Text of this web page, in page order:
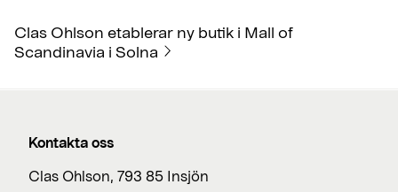
Clas Ohlson etablerar ny butik i Mall of
Scandinavia i Solna
Kontakta oss
Clas Ohlson, 793 85 Insjön